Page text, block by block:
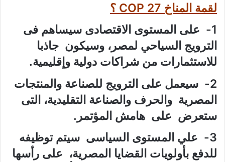
لقمة المناخ 27 COP ؟
1- على المستوى الاقتصادى سيساهم فى
الترويج السياحي لمصر، وسيكون جاذبا
للاستثمارات من شراكات دولية وإقليمية.
2- سيعمل على الترويج للصناعة والمنتجات
المصرية والحرف والصناعة التقليدية، التى
ستعرض على هامش المؤتمر.
3- علي المستوى السياسى سيتم توظيفه
للدفع بأولويات القضايا المصرية، على رأسها